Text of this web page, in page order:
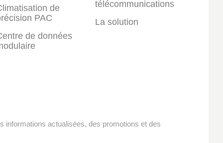
de
PAC
de données
télécommunications
La solution
informations actualisées, des promotions et des